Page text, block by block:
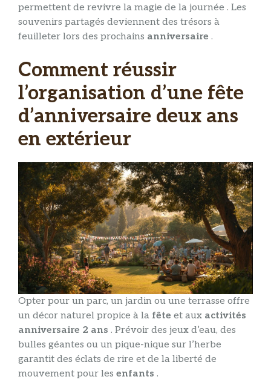
permettent de revivre la magie de la journée . Les
souvenirs partagés deviennent des trésors à
feuilleter lors des prochains anniversaire .
Comment réussir
l’organisation d’une fête
d’anniversaire deux ans
en extérieur
Opter pour un parc, un jardin ou une terrasse offre
un décor naturel propice à la fête et aux activités
anniversaire 2 ans . Prévoir des jeux d’eau, des
bulles géantes ou un pique-nique sur l’herbe
garantit des éclats de rire et de la liberté de
mouvement pour les enfants .